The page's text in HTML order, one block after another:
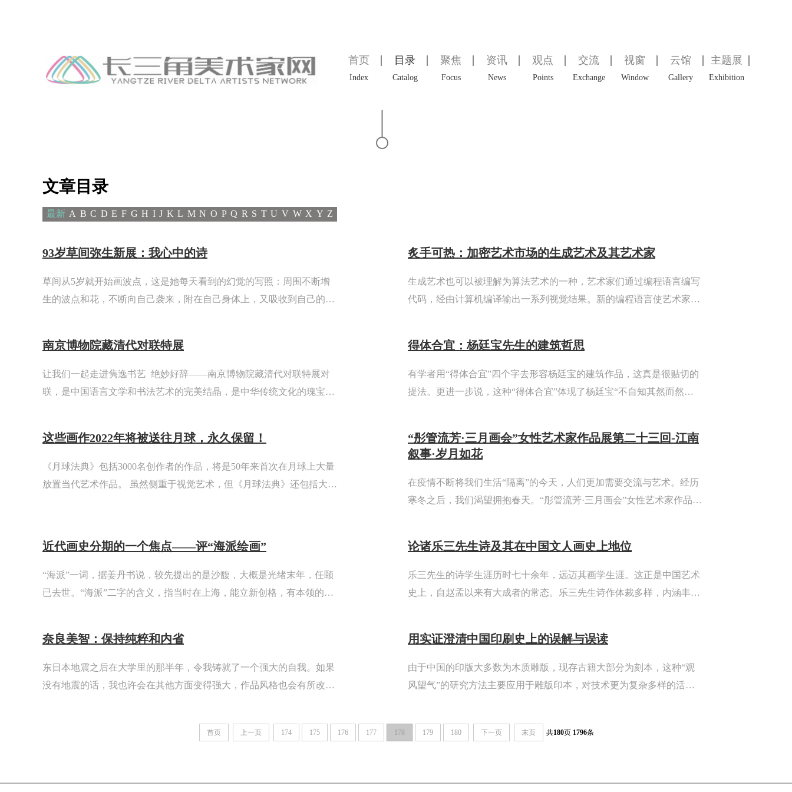
首页
Index
目录
Catalog
聚焦
Focus
资讯
News
观点
Points
交流
Exchange
视窗
Window
云馆
Gallery
主题展
Exhibition
文章目录
最新 A B C D E F G H I J K L M N O P Q R S T U V W X Y Z
93岁草间弥生新展：我心中的诗
草间从5岁就开始画波点，这是她每天看到的幻觉的写照：周围不断增
生的波点和花，不断向自己袭来，附在自己身体上，又吸收到自己的身
炙手可热：加密艺术市场的生成艺术及其艺术家
生成艺术也可以被理解为算法艺术的一种，艺术家们通过编程语言编写
代码，经由计算机编译输出一系列视觉结果。新的编程语言使艺术家们
南京博物院藏清代对联特展
让我们一起走进隽逸书艺 绝妙好辞——南京博物院藏清代对联特展对
联，是中国语言文学和书法艺术的完美结晶，是中华传统文化的瑰宝。
得体合宜：杨廷宝先生的建筑哲思
有学者用“得体合宜”四个字去形容杨廷宝的建筑作品，这真是很贴切的
提法。更进一步说，这种“得体合宜”体现了杨廷宝“不自知其然而然者”
这些画作2022年将被送往月球，永久保留！
《月球法典》包括3000名创作者的作品，将是50年来首次在月球上大量
放置当代艺术作品。 虽然侧重于视觉艺术，但《月球法典》还包括大量
“彤管流芳·三月画会”女性艺术家作品展第二十三回-江南
叙事·岁月如花
在疫情不断将我们生活“隔离”的今天，人们更加需要交流与艺术。经历
寒冬之后，我们渴望拥抱春天。“彤管流芳·三月画会”女性艺术家作品展
近代画史分期的一个焦点——评“海派绘画”
“海派”一词，据姜丹书说，较先提出的是沙馥，大概是光绪末年，任颐
已去世。“海派”二字的含义，指当时在上海，能立新创格，有本领的中
论诸乐三先生诗及其在中国文人画史上地位
乐三先生的诗学生涯历时七十余年，远迈其画学生涯。这正是中国艺术
史上，自赵孟以来有大成者的常态。乐三先生诗作体裁多样，内涵丰
奈良美智：保持纯粹和内省
东日本地震之后在大学里的那半年，令我铸就了一个强大的自我。如果
没有地震的话，我也许会在其他方面变得强大，作品风格也会有所改变
用实证澄清中国印刷史上的误解与误读
由于中国的印版大多数为木质雕版，现存古籍大部分为刻本，这种“观
风望气”的研究方法主要应用于雕版印本，对技术更为复杂多样的活字
首页 上一页 174 175 176 177 178 179 180 下一页 末页 共180页 1796条